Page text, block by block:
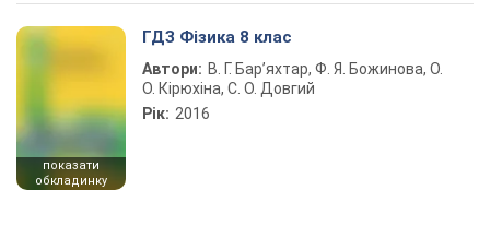
показати
обкладинку
ГДЗ Фізика 8 клас
Автори: В. Г. Бар’яхтар, Ф. Я. Божинова, О.
О. Кірюхіна, С. О. Довгий
Рік: 2016